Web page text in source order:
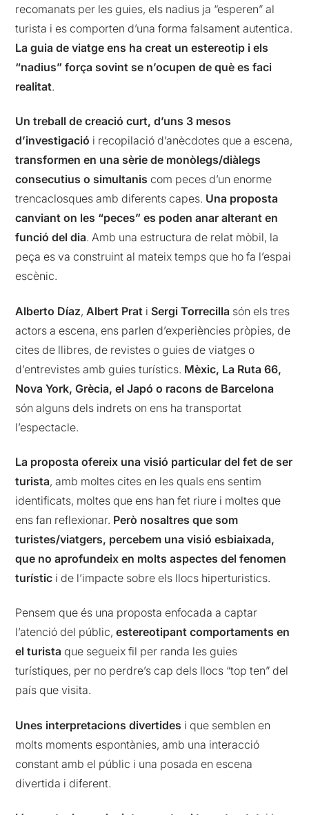
recomanats per les guies, els nadius ja “esperen” al
turista i es comporten d’una forma falsament autentica.
La guia de viatge ens ha creat un estereotip i els
“nadius” força sovint se n’ocupen de què es faci
realitat.
Un treball de creació curt, d’uns 3 mesos
d’investigació i recopilació d’anècdotes que a escena,
transformen en una sèrie de monòlegs/diàlegs
consecutius o simultanis com peces d’un enorme
trencaclosques amb diferents capes. Una proposta
canviant on les “peces” es poden anar alterant en
funció del dia. Amb una estructura de relat mòbil, la
peça es va construint al mateix temps que ho fa l’espai
escènic.
Alberto Díaz,Albert Prat iSergi Torrecilla són els tres
actors a escena, ens parlen d’experiències pròpies, de
cites de llibres, de revistes o guies de viatges o
d’entrevistes amb guies turístics. Mèxic, La Ruta 66,
Nova York, Grècia, el Japó o racons de Barcelona
són alguns dels indrets on ens ha transportat
l’espectacle.
La proposta ofereix una visió particular del fet de ser
turista, amb moltes cites en les quals ens sentim
identificats, moltes que ens han fet riure i moltes que
ens fan reflexionar. Però nosaltres que som
turistes/viatgers, percebem una visió esbiaixada,
que no aprofundeix en molts aspectes del fenomen
turístic i de l’impacte sobre els llocs hiperturistics.
Pensem que és una proposta enfocada a captar
l’atenció del públic,estereotipant comportaments en
el turista que segueix fil per randa les guies
turístiques, per no perdre’s cap dels llocs “top ten” del
país que visita.
Unes interpretacions divertides i que semblen en
molts moments espontànies, amb una interacció
constant amb el públic i una posada en escena
divertida i diferent.